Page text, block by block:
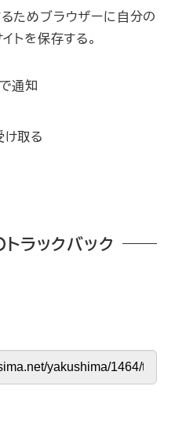
ためブラウザーに自分の
トを保存する。
通知
取る
ラックバック